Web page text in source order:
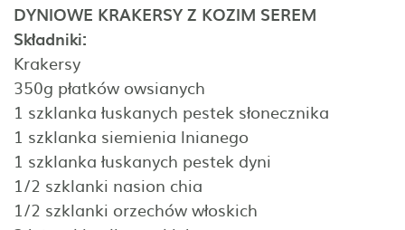
DYNIOWE KRAKERSY Z KOZIM SEREM
Składniki:
Krakersy
350g płatków owsianych
1 szklanka łuskanych pestek słonecznika
1 szklanka siemienia lnianego
1 szklanka łuskanych pestek dyni
1/2 szklanki nasion chia
1/2 szklanki orzechów włoskich